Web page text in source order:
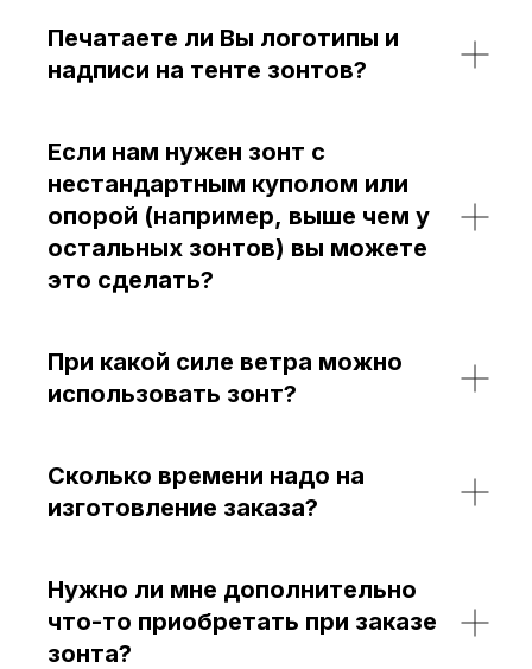
Печатаете ли Вы логотипы и
надписи на тенте зонтов?
Если нам нужен зонт с
нестандартным куполом или
опорой (например, выше чем у
остальных зонтов) вы можете
это сделать?
При какой силе ветра можно
использовать зонт?
Сколько времени надо на
изготовление заказа?
Нужно ли мне дополнительно
что-то приобретать при заказе
зонта?